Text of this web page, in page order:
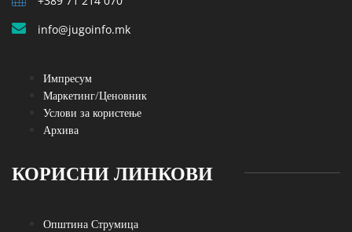
info@jugoinfo.mk
Импресум
Маркетинг/Ценовник
Услови за користење
Архива
КОРИСНИ ЛИНКОВИ
Општина Струмица